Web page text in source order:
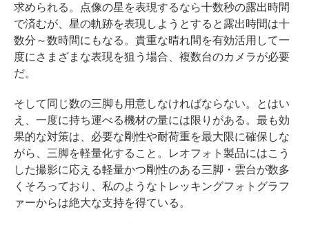
求められる。点像の星を表現するなら十数秒の露出時間
で済むが、星の軌跡を表現しようとすると露出時間は十
数分～数時間にもなる。貴重な晴れ間を有効活用して一
度にさまざまな表現を狙う場合、複数台のカメラが必要
だ。
そして同じ数の三脚も用意しなければならない。とはい
え、一度に持ち運べる機材の量には限りがある。最も効
果的な対策は、必要な剛性や耐荷重を最大限に確保しな
がら、三脚を軽量化すること。レオフォト製品にはこう
した撮影に応える軽量かつ剛性のある三脚・雲台が数多
くそろっており、私のようなトレッキングフォトグラフ
ァーからは絶大な支持を得ている。